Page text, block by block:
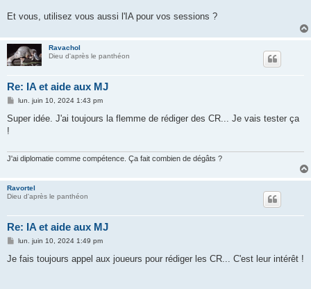
Et vous, utilisez vous aussi l'IA pour vos sessions ?
Ravachol
Dieu d'après le panthéon
Re: IA et aide aux MJ
M
s
s
lun. juin 10, 2024 1:43 pm
Super idée. J'ai toujours la flemme de rédiger des CR... Je vais tester ça
!
J'ai diplomatie comme compétence. Ça fait combien de dégâts ?
Ravortel
Dieu d'après le panthéon
Re: IA et aide aux MJ
M
s
lun. juin 10, 2024 1:49 pm
Je fais toujours appel aux joueurs pour rédiger les CR... C'est leur intérêt !